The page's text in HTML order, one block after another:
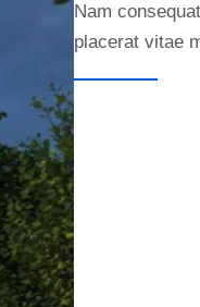
Nam
placerat vitae